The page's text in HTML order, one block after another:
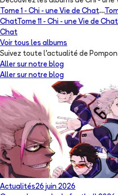
Tome 1 - Chi - une Vie de Chat...
ChatTome 11 - Chi - une Vie de Chat
Chat
Voir tous les albums
Suivez toute l'actualité de
Aller sur notre blog
Aller sur notre blog
Actualités26 juin 2026